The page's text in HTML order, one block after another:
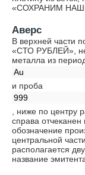
«СОХРАНИМ
Аверс
В верхней части
«СТО РУБЛЕЙ»,
металла из
Au
и проба
999
, ниже по центру
справа отчеканен
обозначение
центральной
располагается
название